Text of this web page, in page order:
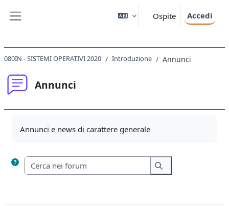
Ospite Accedi
080IN - SISTEMI OPERATIVI 2020 Introduzione Annunci
Annunci
Annunci e news di carattere generale
Cerca nei forum
Cerca nei forum